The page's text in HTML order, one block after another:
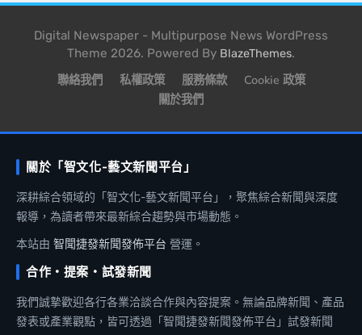
Digital Newspaper - Multipurpose News WordPress
Theme 2026. Powered By BlazeThemes.
聯絡我們 私權政策 服務條款
Cookie 政策
關於我們
關於「智文化-藝文新聞平台」
深耕綜合領域的「智文化-藝文新聞平台」，聚焦綜合新聞與深度
報導，為讀者帶來最新綜合趨勢與市場動態。
本站由 智聞捷發新聞發佈平台 營運。
合作・提案・試發新聞
我們誠摯歡迎各行各業洽談合作與內容提案。無論品牌新聞、產品
發表或產業觀點，皆可透過「智聞捷發新聞發佈平台」試發新聞